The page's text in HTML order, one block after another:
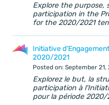
Explore the
participation in the
for the 2020/2021
Initiative
2020/2021
Posted on: September 21,
Explorez le but, la
participation à
pour la période 2020/